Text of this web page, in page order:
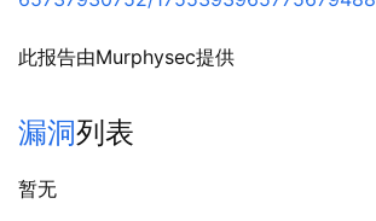
此报告由Murphysec提供
漏洞列表
暂无